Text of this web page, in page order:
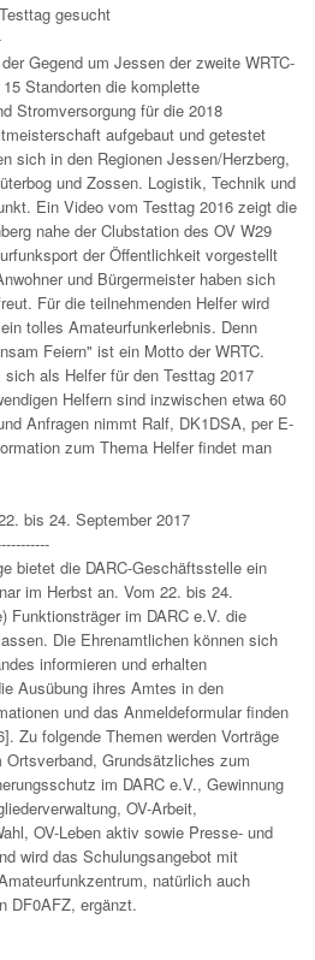
gesucht
Gegend um Jessen der zweite WRTC-
Standorten die komplette
Stromversorgung für die 2018
aufgebaut und getestet
sich in den Regionen Jessen/Herzberg,
und Zossen. Logistik, Technik und
Ein Video vom Testtag 2016 zeigt die
nahe der Clubstation des OV W29
der Öffentlichkeit vorgestellt
und Bürgermeister haben sich
Für die teilnehmenden Helfer wird
tolles Amateurfunkerlebnis. Denn
Feiern" ist ein Motto der WRTC.
als Helfer für den Testtag 2017
Helfern sind inzwischen etwa 60
Anfragen nimmt Ralf, DK1DSA, per E-
zum Thema Helfer findet man
bis 24. September 2017
bietet die DARC-Geschäftsstelle ein
im Herbst an. Vom 22. bis 24.
Funktionsträger im DARC e.V. die
Die Ehrenamtlichen können sich
informieren und erhalten
Ausübung ihres Amtes in den
und das Anmeldeformular finden
Zu folgende Themen werden Vorträge
Grundsätzliches zum
im DARC e.V., Gewinnung
OV-Arbeit,
OV-Leben aktiv sowie Presse- und
wird das Schulungsangebot mit
natürlich auch
DF0AFZ, ergänzt.